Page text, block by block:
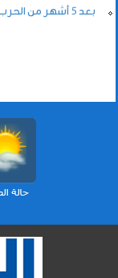
بعد 5 أشهر من الحرب.. بوادر اتفاق "وشيك" لفتح مضيق هرمز